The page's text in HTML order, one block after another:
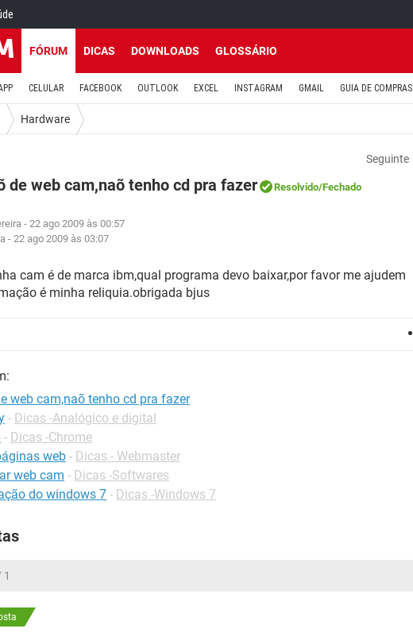
FÓRUM DICAS DOWNLOADS GLOSSÁRIO
CELULAR FACEBOOK OUTLOOK EXCEL INSTAGRAM GMAIL GUIA DE COMPRAS
Hardware
Seguinte
de web cam,naõ tenho cd pra fazer Resolvido/Fechado
- 22 ago 2009 às 00:57
-22 ago 2009 às 03:07
cam é de marca ibm,qual programa devo baixar,por favor me ajudem
é minha reliquia.obrigada bjus
web cam,naõ tenho cd pra fazer
- Dicas -Analógico e digital
- Dicas -Chrome
web - Dicas - Webmaster
web cam - Dicas -Softwares
do windows 7 - Dicas -Windows 7
1